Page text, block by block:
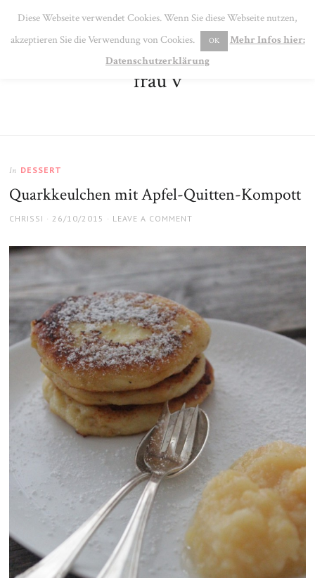
MENU
frau v
In DESSERT
Quarkkeulchen mit Apfel-Quitten-Kompott
AUTHOR
CHRISSI
POSTED
26/10/2015 LEAVE A COMMENT
Diese Webseite verwendet Cookies. Wenn Sie diese Webseite nutzen,
akzeptieren Sie die Verwendung von Cookies.
OK
Mehr Infos hier:
Datenschutzerklärung